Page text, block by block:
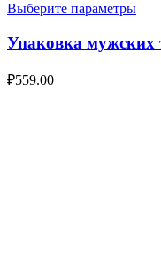
Выберите параметры
Упаковка мужских
₽559.00